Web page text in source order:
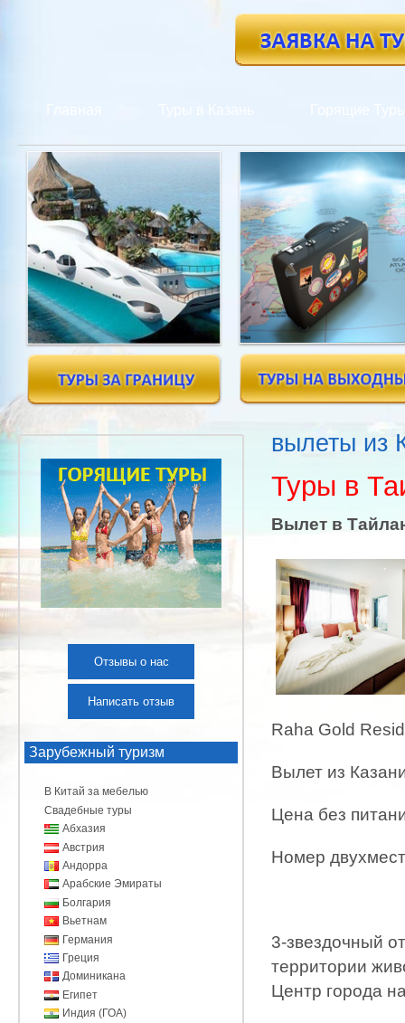
вылеты из
Туры в
Вылет в
Raha Gold
Вылет из
Цена без
Номер
3-звездочный
территории
Центр города
Отзывы о нас
Написать отзыв
Зарубежный туризм
В Китай за мебелью
Свадебные туры
Абхазия
Австрия
Андорра
Арабские Эмираты
Болгария
Вьетнам
Германия
Греция
Доминикана
Египет
Индия (ГОА)